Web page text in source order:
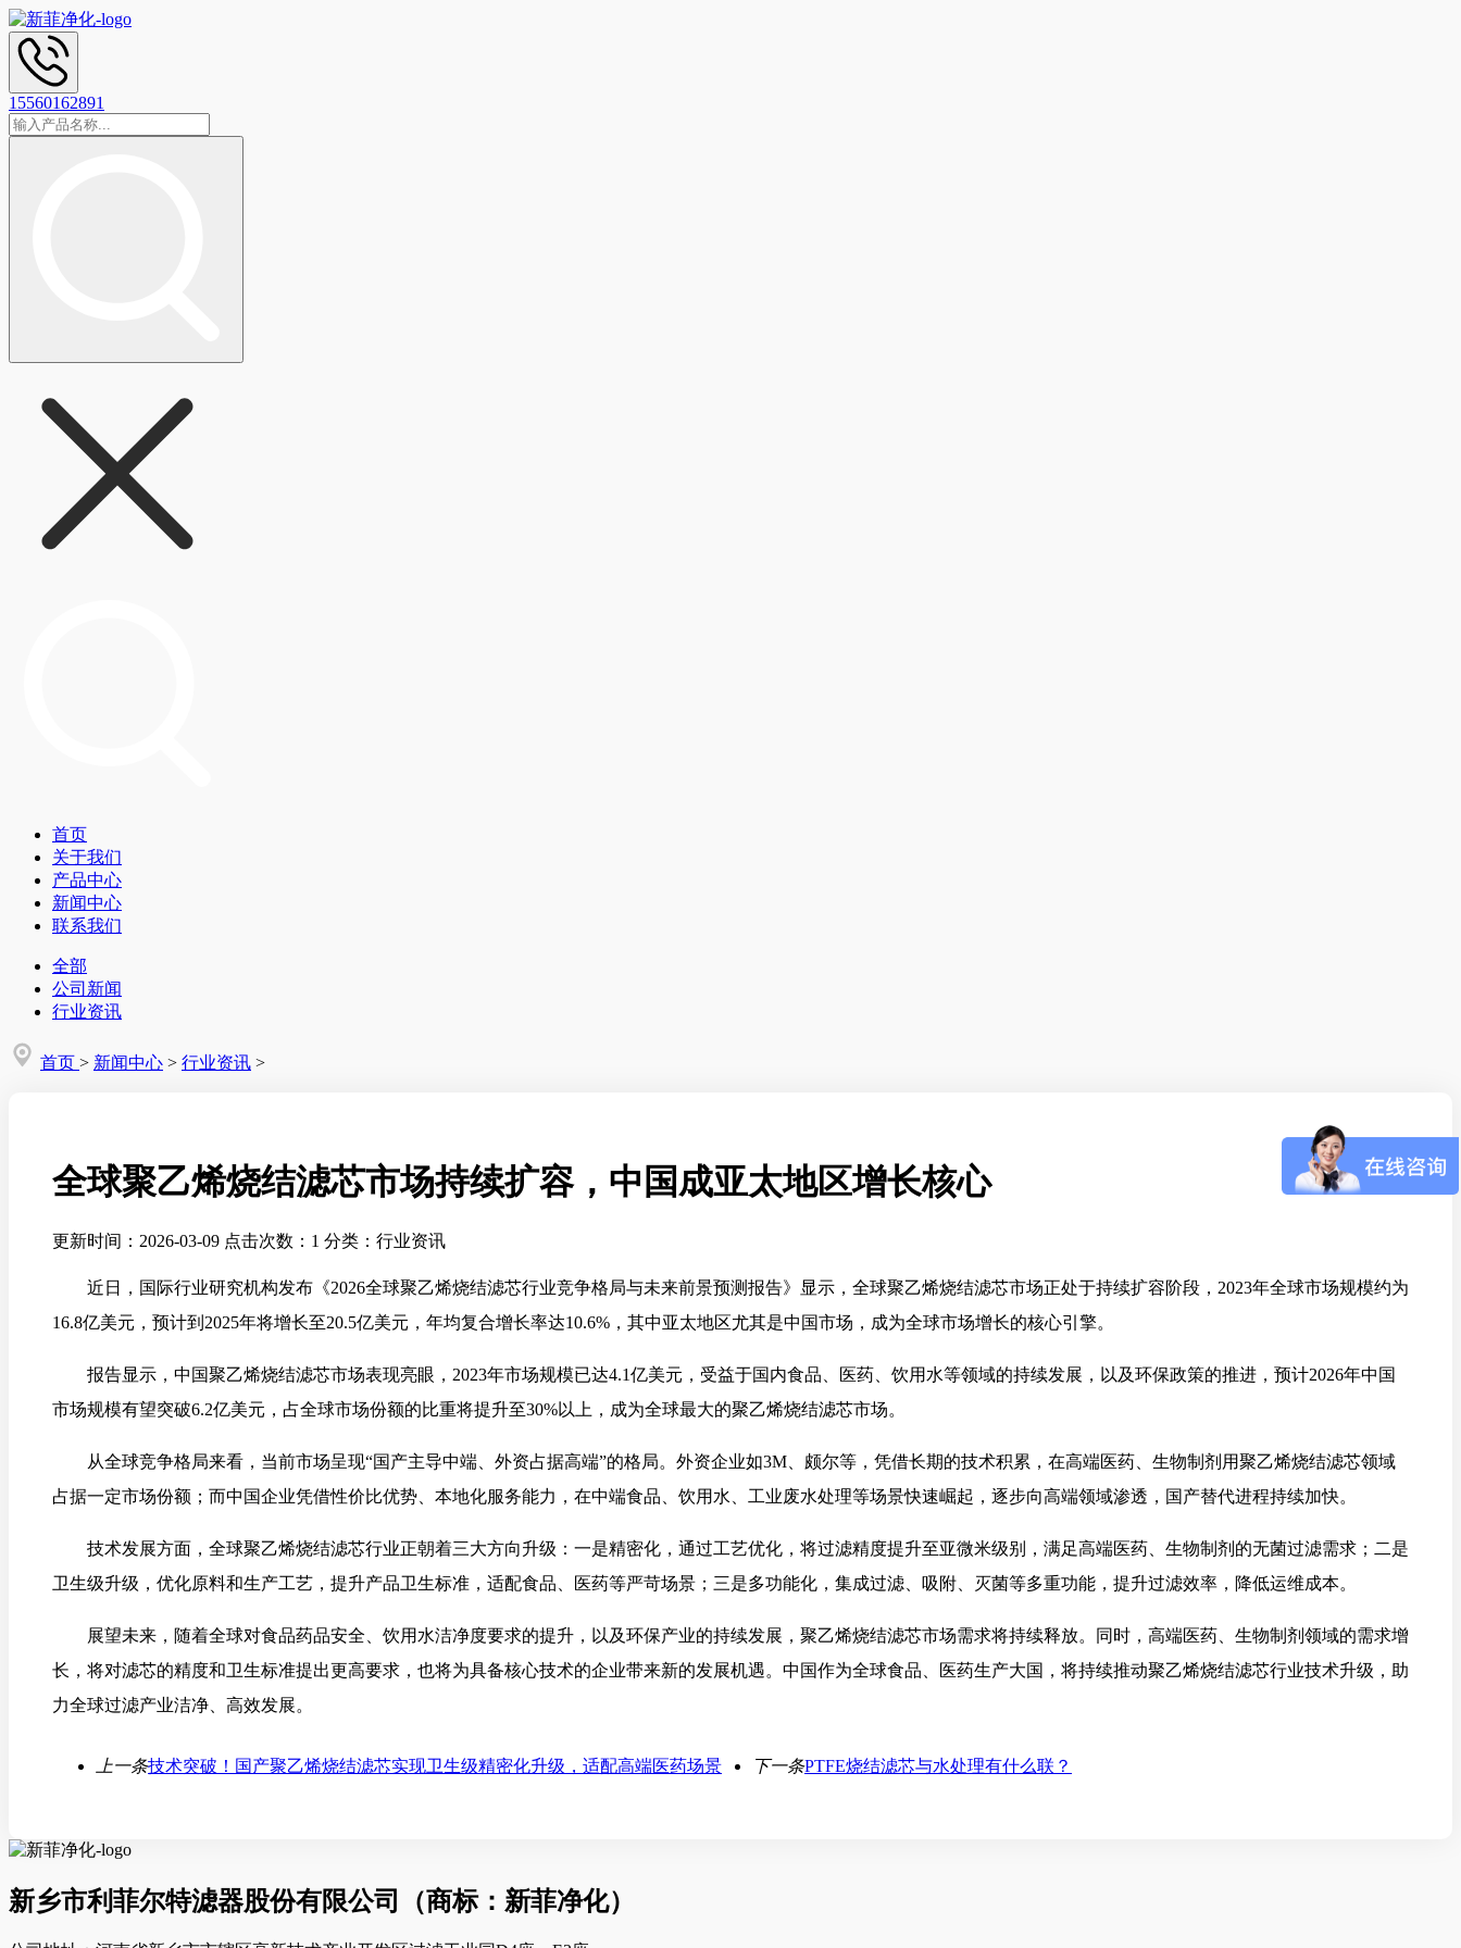
15560162891
首页
关于我们
产品中心
新闻中心
联系我们
全部
公司新闻
行业资讯
首页 > 新闻中心 > 行业资讯 >
全球聚乙烯烧结滤芯市场持续扩容，中国成亚太地区增长核心
更新时间：2026-03-09 点击次数：1 分类：行业资讯
近日，国际行业研究机构发布《2026全球聚乙烯烧结滤芯行业竞争格局与未来前景预测报告》显示，全球聚乙烯烧结滤芯市场正处于持续扩容阶段，2023年全球市场规模约为
16.8亿美元，预计到2025年将增长至20.5亿美元，年均复合增长率达10.6%，其中亚太地区尤其是中国市场，成为全球市场增长的核心引擎。
报告显示，中国聚乙烯烧结滤芯市场表现亮眼，2023年市场规模已达4.1亿美元，受益于国内食品、医药、饮用水等领域的持续发展，以及环保政策的推进，预计2026年中国
市场规模有望突破6.2亿美元，占全球市场份额的比重将提升至30%以上，成为全球最大的聚乙烯烧结滤芯市场。
从全球竞争格局来看，当前市场呈现“国产主导中端、外资占据高端”的格局。外资企业如3M、颇尔等，凭借长期的技术积累，在高端医药、生物制剂用聚乙烯烧结滤芯领域
占据一定市场份额；而中国企业凭借性价比优势、本地化服务能力，在中端食品、饮用水、工业废水处理等场景快速崛起，逐步向高端领域渗透，国产替代进程持续加快。
技术发展方面，全球聚乙烯烧结滤芯行业正朝着三大方向升级：一是精密化，通过工艺优化，将过滤精度提升至亚微米级别，满足高端医药、生物制剂的无菌过滤需求；二是
卫生级升级，优化原料和生产工艺，提升产品卫生标准，适配食品、医药等严苛场景；三是多功能化，集成过滤、吸附、灭菌等多重功能，提升过滤效率，降低运维成本。
展望未来，随着全球对食品药品安全、饮用水洁净度要求的提升，以及环保产业的持续发展，聚乙烯烧结滤芯市场需求将持续释放。同时，高端医药、生物制剂领域的需求增
长，将对滤芯的精度和卫生标准提出更高要求，也将为具备核心技术的企业带来新的发展机遇。中国作为全球食品、医药生产大国，将持续推动聚乙烯烧结滤芯行业技术升级，助
力全球过滤产业洁净、高效发展。
上一条技术突破！国产聚乙烯烧结滤芯实现卫生级精密化升级，适配高端医药场景 下一条PTFE烧结滤芯与水处理有什么联？
新乡市利菲尔特滤器股份有限公司（商标：新菲净化）